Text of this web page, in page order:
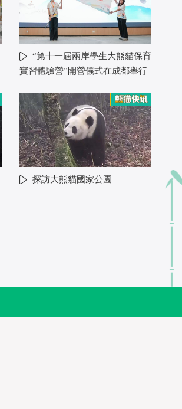
“第十一屆兩岸學生大熊貓保育
實習體驗營”開營儀式在成都舉行
探訪大熊貓國家公園